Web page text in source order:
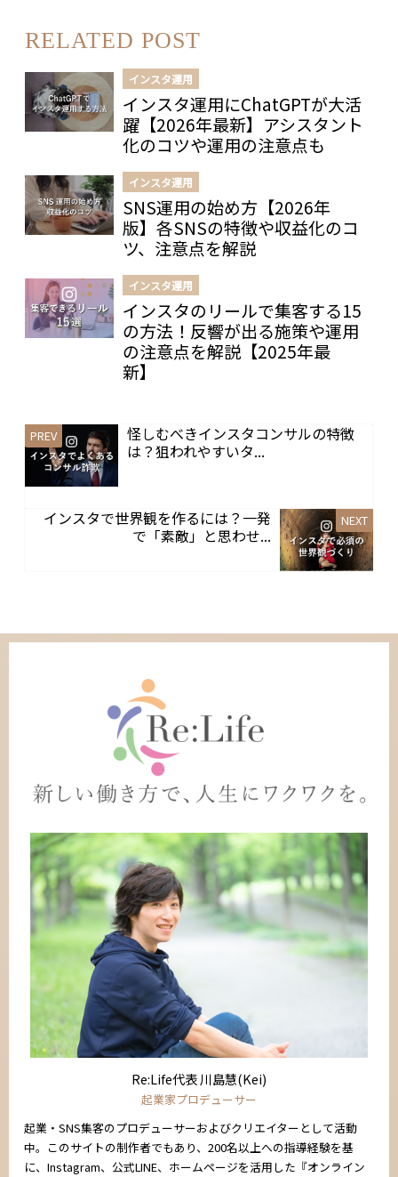
RELATED POST
インスタ運用
インスタ運用にChatGPTが大活
躍【2026年最新】アシスタント
化のコツや運用の注意点も
インスタ運用
SNS運用の始め方【2026年
版】各SNSの特徴や収益化のコ
ツ、注意点を解説
インスタ運用
インスタのリールで集客する15
の方法！反響が出る施策や運用
の注意点を解説【2025年最
新】
怪しむべきインスタコンサルの特徴
は？狙われやすいタ...
インスタで世界観を作るには？一発
で「素敵」と思わせ...
Re:Life代表 川島慧(Kei)
起業家プロデューサー
起業・SNS集客のプロデューサーおよびクリエイターとして活動
中。このサイトの制作者でもあり、200名以上への指導経験を基
に、Instagram、公式LINE、ホームページを活用した『オンライン